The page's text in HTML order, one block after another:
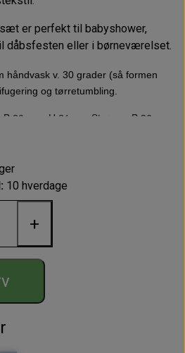
er perfekt til babyshower,
dåbsfesten eller i børneværelset.
håndvask v. 30 grader (så formen
og tørretumbling.
20 cm ; H 21 cm. Stor ca.: B 36 cm ;
10 hverdage
+